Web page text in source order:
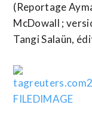
(Reportage
McDowall ;
Tangi Salaün,